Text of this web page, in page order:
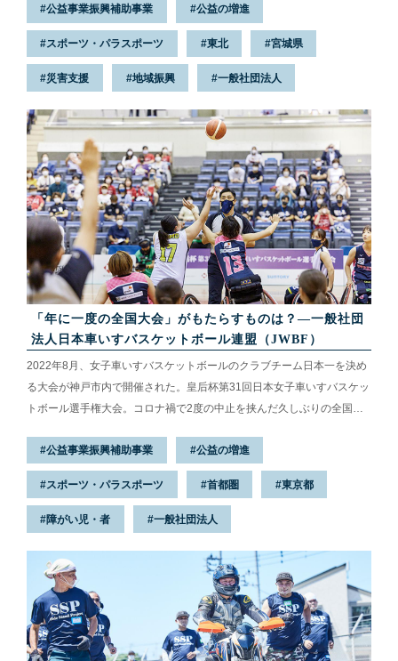
いを自転車で駆け抜けます。
公益事業振興補助事業 公益の増進
スポーツ・パラスポーツ 東北 宮城県
災害支援 地域振興 一般社団法人
「年に一度の全国大会」がもたらすものは？—一般社団
法人日本車いすバスケットボール連盟（JWBF）
2022年8月、女子車いすバスケットボールのクラブチーム日本一を決め
る大会が神戸市内で開催された。皇后杯第31回日本女子車いすバスケッ
トボール選手権大会。コロナ禍で2度の中止を挟んだ久しぶりの全国大
ラリンピックでのメダル、憧れの選手に追いつきたい、動けなくなるま
でプレーしたい、新しい仲間との出会い……。年に一度のこの大会は、
それぞれの歩みを確認する大切な大会であり、女子車いすバスケにとっ
ても大きな意味を持つ大会なのだという。
公益事業振興補助事業 公益の増進
スポーツ・パラスポーツ 首都圏 東京都
障がい児・者 一般社団法人